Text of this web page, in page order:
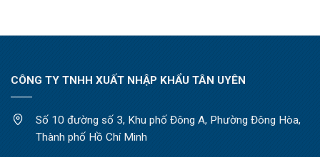
CÔNG TY TNHH XUẤT NHẬP KHẨU TÂN UYÊN
Số 10 đường số 3, Khu phố Đông A, Phường Đông Hòa,
Thành phố Hồ Chí Minh